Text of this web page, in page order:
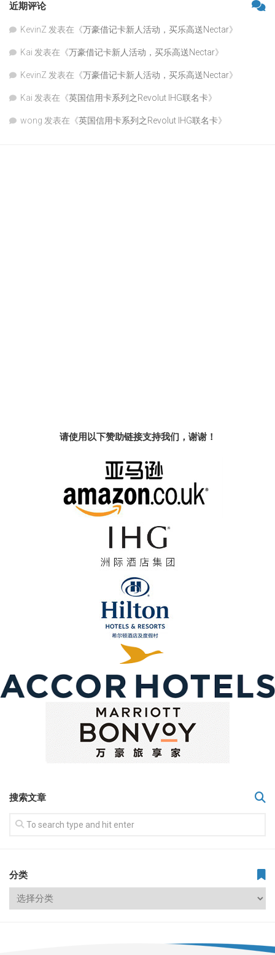
近期评论
KevinZ 发表在《万豪借记卡新人活动，买乐高送Nectar》
Kai 发表在《万豪借记卡新人活动，买乐高送Nectar》
KevinZ 发表在《万豪借记卡新人活动，买乐高送Nectar》
Kai 发表在《英国信用卡系列之Revolut IHG联名卡》
wong 发表在《英国信用卡系列之Revolut IHG联名卡》
请使用以下赞助链接支持我们，谢谢！
搜索文章
分类